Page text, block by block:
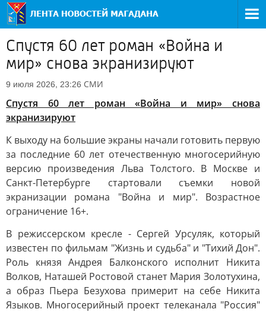
Спустя 60 лет роман «Война и
мир» снова экранизируют
9 июля 2026, 23:26 СМИ
Спустя 60 лет роман «Война и мир» снова
экранизируют
К выходу на большие экраны начали готовить первую
за последние 60 лет отечественную многосерийную
версию произведения Льва Толстого. В Москве и
Санкт-Петербурге стартовали съемки новой
экранизации романа "Война и мир". Возрастное
ограничение 16+.
В режиссерском кресле - Сергей Урсуляк, который
известен по фильмам "Жизнь и судьба" и "Тихий Дон".
Роль князя Андрея Балконского исполнит Никита
Волков, Наташей Ростовой станет Мария Золотухина,
а образ Пьера Безухова примерит на себе Никита
Языков. Многосерийный проект телеканала "Россия"